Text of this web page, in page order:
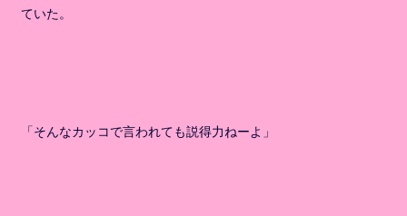
ていた。
「そんなカッコで言われても説得力ねーよ」